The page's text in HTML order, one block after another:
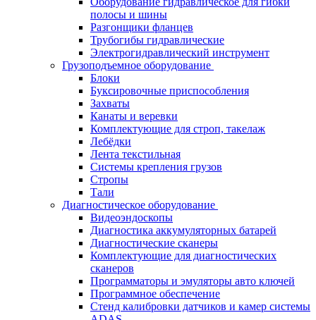
полосы и шины
Разгонщики фланцев
Трубогибы гидравлические
Электрогидравлический инструмент
Грузоподъемное оборудование
Блоки
Буксировочные приспособления
Захваты
Канаты и веревки
Комплектующие для строп, такелаж
Лебёдки
Лента текстильная
Системы крепления грузов
Стропы
Тали
Диагностическое оборудование
Видеоэндоскопы
Диагностика аккумуляторных батарей
Диагностические сканеры
Комплектующие для диагностических
сканеров
Программаторы и эмуляторы авто ключей
Программное обеспечение
Стенд калибровки датчиков и камер системы